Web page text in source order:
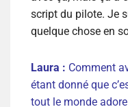
script du pilote. Je
quelque chose en
Laura : Comment
étant donné que
tout le monde